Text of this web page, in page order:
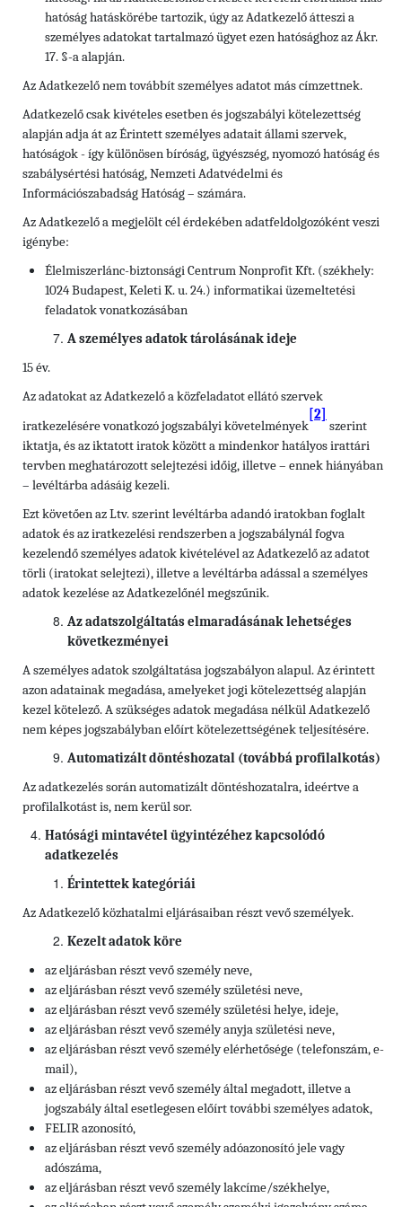
hatóság hatáskörébe tartozik, úgy az Adatkezelő átteszi a
személyes adatokat tartalmazó ügyet ezen hatósághoz az Ákr.
17. §-a alapján.
Az Adatkezelő nem továbbít személyes adatot más címzettnek.
Adatkezelő csak kivételes esetben és jogszabályi kötelezettség
alapján adja át az Érintett személyes adatait állami szervek,
hatóságok - így különösen bíróság, ügyészség, nyomozó hatóság és
szabálysértési hatóság, Nemzeti Adatvédelmi és
Információszabadság Hatóság – számára.
Az Adatkezelő a megjelölt cél érdekében adatfeldolgozóként veszi
igénybe:
Élelmiszerlánc-biztonsági Centrum Nonprofit Kft. (székhely:
1024 Budapest, Keleti K. u. 24.) informatikai üzemeltetési
feladatok vonatkozásában
A személyes adatok tárolásának ideje
15 év.
Az adatokat az Adatkezelő a közfeladatot ellátó szervek
iratkezelésére vonatkozó jogszabályi követelmények
[2]
szerint
iktatja, és az iktatott iratok között a mindenkor hatályos irattári
tervben meghatározott selejtezési időig, illetve – ennek hiányában
– levéltárba adásáig kezeli.
Ezt követően az Ltv. szerint levéltárba adandó iratokban foglalt
adatok és az iratkezelési rendszerben a jogszabálynál fogva
kezelendő személyes adatok kivételével az Adatkezelő az adatot
törli (iratokat selejtezi), illetve a levéltárba adással a személyes
adatok kezelése az Adatkezelőnél megszűnik.
Az adatszolgáltatás elmaradásának lehetséges
következményei
A személyes adatok szolgáltatása jogszabályon alapul. Az érintett
azon adatainak megadása, amelyeket jogi kötelezettség alapján
kezel kötelező. A szükséges adatok megadása nélkül Adatkezelő
nem képes jogszabályban előírt kötelezettségének teljesítésére.
Automatizált döntéshozatal (továbbá profilalkotás)
Az adatkezelés során automatizált döntéshozatalra, ideértve a
profilalkotást is, nem kerül sor.
Hatósági mintavétel ügyintézéhez kapcsolódó
adatkezelés
Érintettek kategóriái
Az Adatkezelő közhatalmi eljárásaiban részt vevő személyek.
Kezelt adatok köre
az eljárásban részt vevő személy neve,
az eljárásban részt vevő személy születési neve,
az eljárásban részt vevő személy születési helye, ideje,
az eljárásban részt vevő személy anyja születési neve,
az eljárásban részt vevő személy elérhetősége (telefonszám, e-
mail),
az eljárásban részt vevő személy által megadott, illetve a
jogszabály által esetlegesen előírt további személyes adatok,
FELIR azonosító,
az eljárásban részt vevő személyadóazonosító jele vagy
adószáma,
az eljárásban részt vevő személylakcíme/székhelye,